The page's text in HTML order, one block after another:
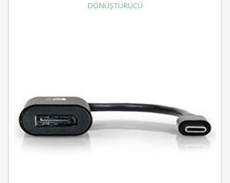
DÖNÜŞTÜRÜCÜ